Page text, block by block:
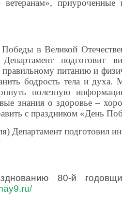
ветеранам»,
в Великой
подготовит
питанию и
бодрость тела и
полезную
знания о здоровье –
с праздником «День
Департамент подготовил
80-й